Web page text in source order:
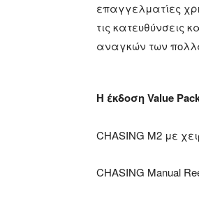
επαγγελματίες
τις κατευθύνσεις
αναγκών των
Η έκδοση Value
CHASING M2 με
CHASING Manual